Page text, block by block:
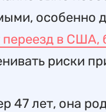
особенно
переезд в
риски
47 лет, она